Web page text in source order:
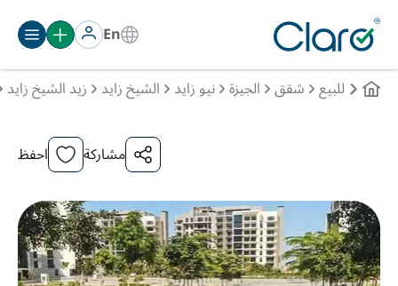
En
للبيع شقق الجيزة نيو زايد الشيخ زايد زيد الشيخ زايد
مشاركة احفظ